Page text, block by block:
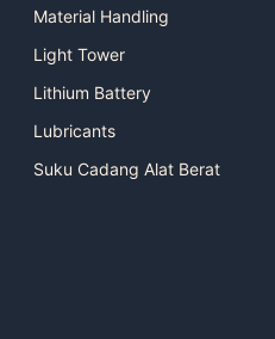
Material Handling
Light Tower
Lithium Battery
Lubricants
Suku Cadang Alat Berat